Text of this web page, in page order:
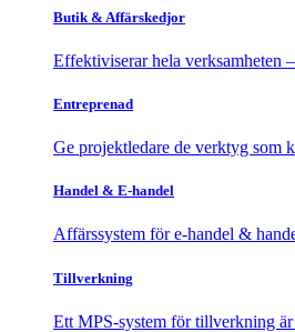
Butik & Affärskedjor
Effektiviserar hela verksamheten
Entreprenad
Ge projektledare de verktyg som
Handel & E-handel
Affärssystem för e-handel &
Tillverkning
Ett MPS-system för tillverkning